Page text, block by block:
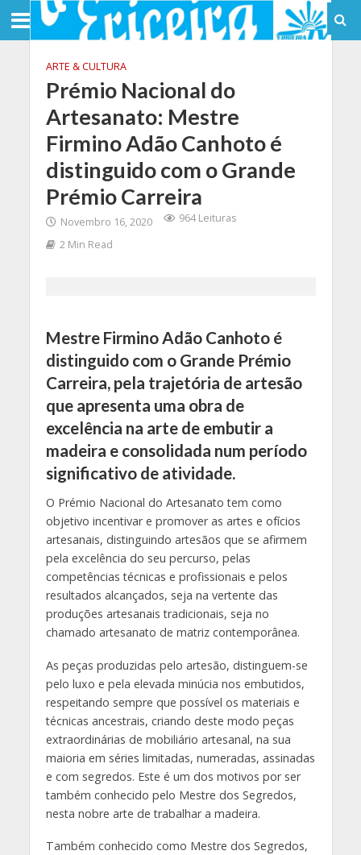
ARTE & CULTURA
Prémio Nacional do
Artesanato: Mestre
Firmino Adão Canhoto é
distinguido com o Grande
Prémio Carreira
Novembro 16, 2020
964 Leituras
2 Min Read
Mestre Firmino Adão Canhoto é
distinguido com o Grande Prémio
Carreira, pela trajetória de artesão
que apresenta uma obra de
excelência na arte de embutir a
madeira e consolidada num período
significativo de atividade.
O Prémio Nacional do Artesanato tem como
objetivo incentivar e promover as artes e ofícios
artesanais, distinguindo artesãos que se afirmem
pela excelência do seu percurso, pelas
competências técnicas e profissionais e pelos
resultados alcançados, seja na vertente das
produções artesanais tradicionais, seja no
chamado artesanato de matriz contemporânea.
As peças produzidas pelo artesão, distinguem-se
pelo luxo e pela elevada minúcia nos embutidos,
respeitando sempre que possível os materiais e
técnicas ancestrais, criando deste modo peças
extraordinárias de mobiliário artesanal, na sua
maioria em séries limitadas, numeradas, assinadas
e com segredos. Este é um dos motivos por ser
também conhecido pelo Mestre dos Segredos,
nesta nobre arte de trabalhar a madeira.
Também conhecido como Mestre dos Segredos,